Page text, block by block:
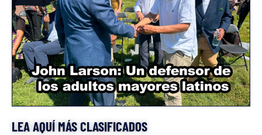
LEA AQUÍ MÁS CLASIFICADOS